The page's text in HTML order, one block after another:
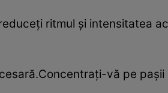
ritmul și intensitatea
vă pe